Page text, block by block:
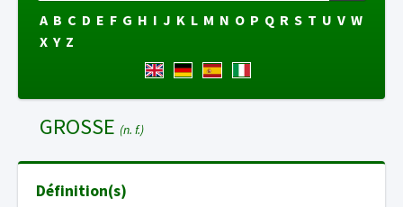
A B C D E F G H I J K L M N O P Q R S T U V W
X Y Z
GROSSE (n. f.)
Définition(s)